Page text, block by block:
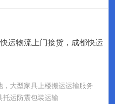
运物流上门接货，成都快运
大型家具上楼搬运运输服务
托运防震包装运输